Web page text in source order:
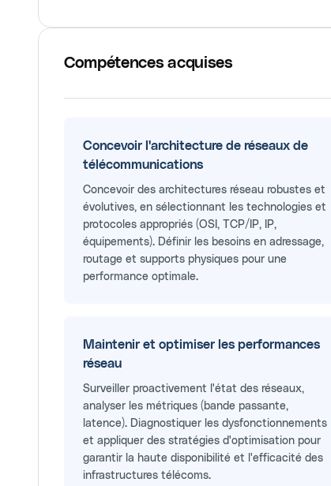
Compétences acquises
Concevoir l'architecture de réseaux de
télécommunications
Concevoir des architectures réseau robustes et
évolutives, en sélectionnant les technologies et
protocoles appropriés (OSI, TCP/IP, IP,
équipements). Définir les besoins en adressage,
routage et supports physiques pour une
performance optimale.
Maintenir et optimiser les performances
réseau
Surveiller proactivement l'état des réseaux,
analyser les métriques (bande passante,
latence). Diagnostiquer les dysfonctionnements
et appliquer des stratégies d'optimisation pour
garantir la haute disponibilité et l'efficacité des
infrastructures télécoms.